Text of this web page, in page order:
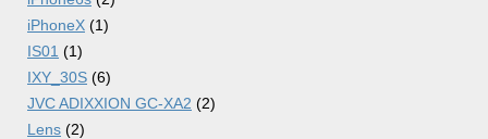
iPhoneX (1)
IS01 (1)
IXY_30S (6)
JVC ADIXXION GC-XA2 (2)
Lens (2)